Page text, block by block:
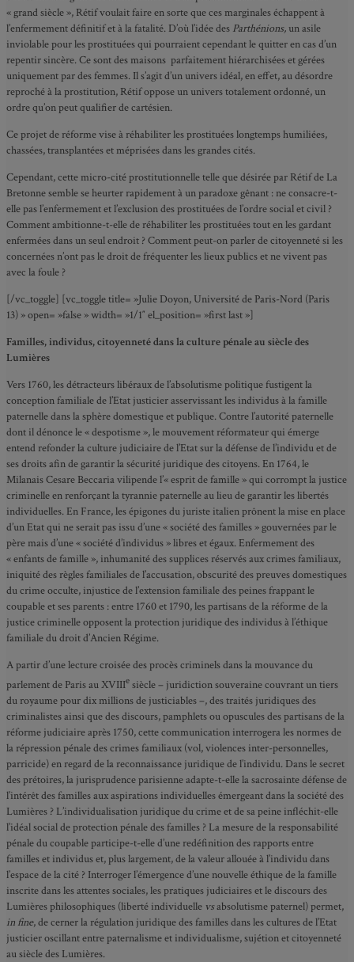
« grand siècle », Rétif voulait faire en sorte que ces marginales échappent à
l’enfermement définitif et à la fatalité. D’où l’idée des Parthénions,un asile
inviolable pour les prostituées qui pourraient cependant le quitter en cas d’un
repentir sincère. Ce sont des maisons parfaitement hiérarchisées et gérées
uniquement par des femmes. Il s’agit d’un univers idéal, en effet, au désordre
reproché à la prostitution, Rétif oppose un univers totalement ordonné, un
ordre qu’on peut qualifier de cartésien.
Ce projet de réforme vise à réhabiliter les prostituées longtemps humiliées,
chassées, transplantées et méprisées dans les grandes cités.
Cependant, cette micro-cité prostitutionnelle telle que désirée par Rétif de La
Bretonne semble se heurter rapidement à un paradoxe gênant : ne consacre-t-
elle pas l’enfermement et l’exclusion des prostituées de l’ordre social et civil ?
Comment ambitionne-t-elle de réhabiliter les prostituées tout en les gardant
enfermées dans un seul endroit ? Comment peut-on parler de citoyenneté si les
concernées n’ont pas le droit de fréquenter les lieux publics et ne vivent pas
avec la foule ?
[/vc_toggle] [vc_toggle title= »Julie Doyon, Université de Paris-Nord (Paris
13) » open= »false » width= »1/1″ el_position= »first last »]
Familles, individus, citoyenneté dans la culture pénale au siècle des
Lumières
Vers 1760, les détracteurs libéraux de l’absolutisme politique fustigent la
conception familiale de l’Etat justicier asservissant les individus à la famille
paternelle dans la sphère domestique et publique. Contre l’autorité paternelle
dont il dénonce le « despotisme », le mouvement réformateur qui émerge
entend refonder la culture judiciaire de l’Etat sur la défense de l’individu et de
ses droits afin de garantir la sécurité juridique des citoyens. En 1764, le
Milanais Cesare Beccaria vilipende l’« esprit de famille » qui corrompt la justice
criminelle en renforçant la tyrannie paternelle au lieu de garantir les libertés
individuelles. En France, les épigones du juriste italien prônent la mise en place
d’un Etat qui ne serait pas issu d’une « société des familles » gouvernées par le
père mais d’une « société d’individus » libres et égaux. Enfermement des
« enfants de famille », inhumanité des supplices réservés aux crimes familiaux,
iniquité des règles familiales de l’accusation, obscurité des preuves domestiques
du crime occulte, injustice de l’extension familiale des peines frappant le
coupable et ses parents : entre 1760 et 1790, les partisans de la réforme de la
justice criminelle opposent la protection juridique des individus à l’éthique
familiale du droit d’Ancien Régime.
A partir d’une lecture croisée des procès criminels dans la mouvance du
parlement de Paris au XVIIIe siècle – juridiction souveraine couvrant un tiers
du royaume pour dix millions de justiciables –, des traités juridiques des
criminalistes ainsi que des discours, pamphlets ou opuscules des partisans de la
réforme judiciaire après 1750, cette communication interrogera les normes de
la répression pénale des crimes familiaux (vol, violences inter-personnelles,
parricide) en regard de la reconnaissance juridique de l’individu. Dans le secret
des prétoires, la jurisprudence parisienne adapte-t-elle la sacrosainte défense de
l’intérêt des familles aux aspirations individuelles émergeant dans la société des
Lumières ? L’individualisation juridique du crime et de sa peine infléchit-elle
l’idéal social de protection pénale des familles ? La mesure de la responsabilité
pénale du coupable participe-t-elle d’une redéfinition des rapports entre
familles et individus et, plus largement, de la valeur allouée à l’individu dans
l’espace de la cité ? Interroger l’émergence d’une nouvelle éthique de la famille
inscrite dans les attentes sociales, les pratiques judiciaires et le discours des
Lumières philosophiques (liberté individuelle vsabsolutisme paternel) permet,
in fine, de cerner la régulation juridique des familles dans les cultures de l’Etat
justicier oscillant entre paternalisme et individualisme, sujétion et citoyenneté
au siècle des Lumières.